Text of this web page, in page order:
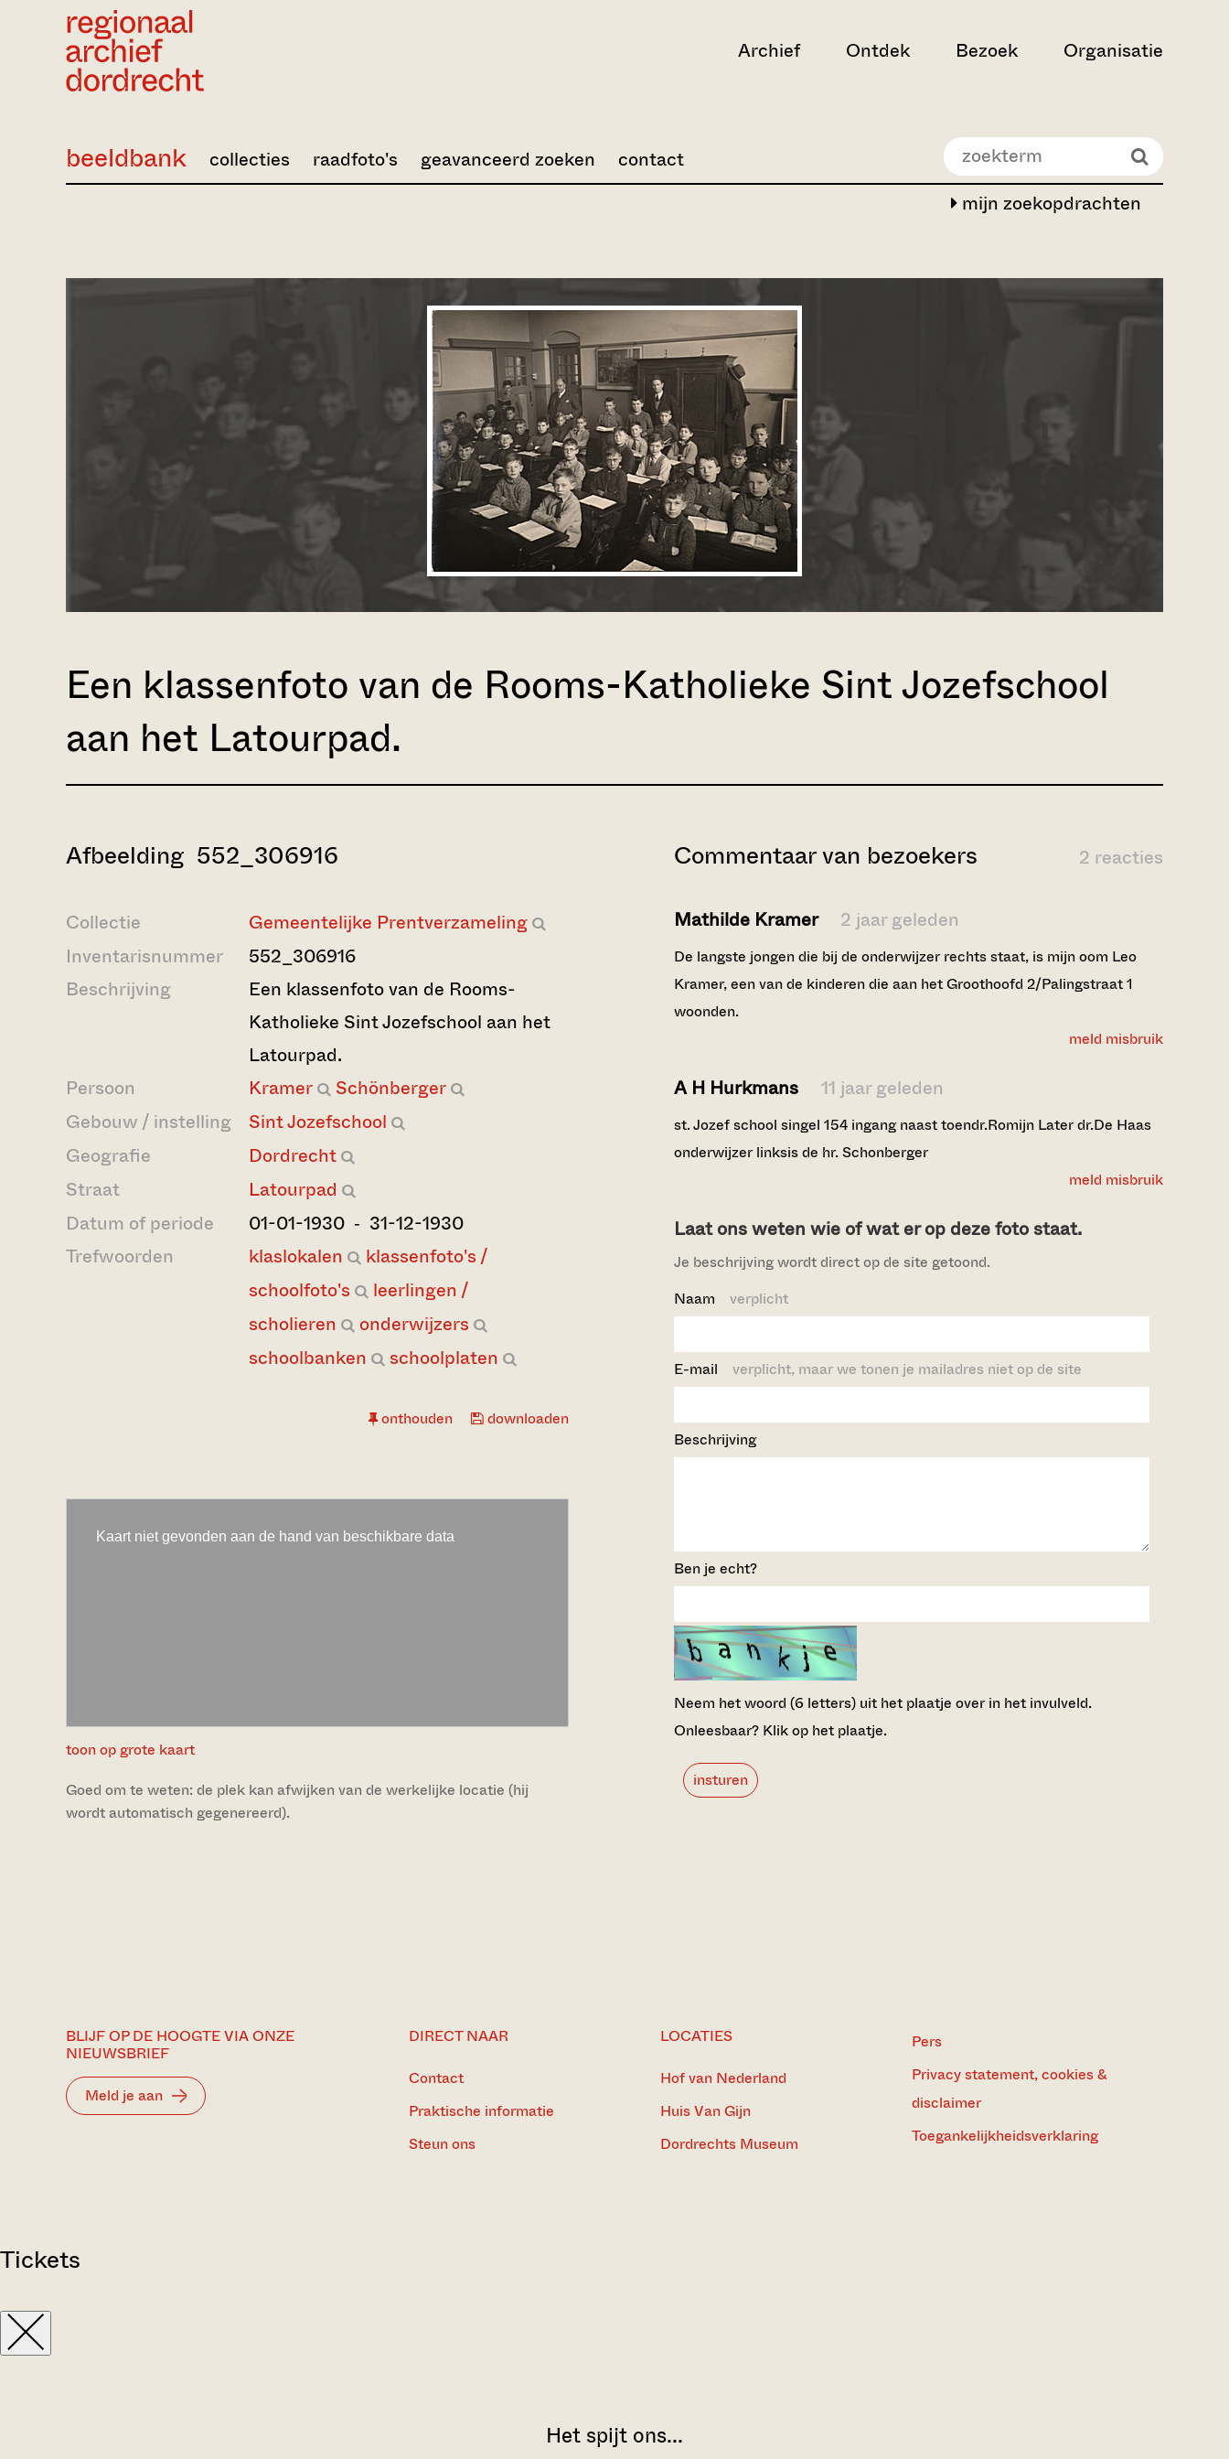
Archief Ontdek Bezoek Organisatie
mijn zoekopdrachten
beeldbank collecties raadfoto's geavanceerd zoeken contact
Een klassenfoto van de Rooms-Katholieke Sint Jozefschool
aan het Latourpad.
Afbeelding 552_306916
Collectie
Gemeentelijke Prentverzameling
Inventarisnummer
552_306916
Beschrijving
Een klassenfoto van de Rooms-
Katholieke Sint Jozefschool aan het
Latourpad.
Persoon
Kramer
Schönberger
Gebouw / instelling
Sint Jozefschool
Geografie
Dordrecht
Straat
Latourpad
Datum of periode
01-01-1930 ‐ 31-12-1930
Trefwoorden
klaslokalen
klassenfoto's /
schoolfoto's
leerlingen /
scholieren
onderwijzers
schoolbanken
schoolplaten
onthouden downloaden
toon op grote kaart
Goed om te weten: de plek kan afwijken van de werkelijke locatie (hij
wordt automatisch gegenereerd).
2 reacties
Commentaar van bezoekers
Mathilde Kramer 2 jaar geleden
De langste jongen die bij de onderwijzer rechts staat, is mijn oom Leo
Kramer, een van de kinderen die aan het Groothoofd 2/Palingstraat 1
woonden.
meld misbruik
A H Hurkmans 11 jaar geleden
st. Jozef school singel 154 ingang naast toendr.Romijn Later dr.De Haas
onderwijzer linksis de hr. Schonberger
meld misbruik
Laat ons weten wie of wat er op deze foto staat.
Je beschrijving wordt direct op de site getoond.
Naam verplicht
E-mail verplicht, maar we tonen je mailadres niet op de site
Beschrijving
Ben je echt?
Neem het woord (6 letters) uit het plaatje over in het invulveld.
Onleesbaar? Klik op het plaatje.
insturen
BLIJF OP DE HOOGTE VIA ONZE
NIEUWSBRIEF
Meld je aan
DIRECT NAAR
Contact
Praktische informatie
Steun ons
LOCATIES
Hof van Nederland
Huis Van Gijn
Dordrechts Museum
Pers
Privacy statement, cookies &
disclaimer
Toegankelijkheidsverklaring
Tickets